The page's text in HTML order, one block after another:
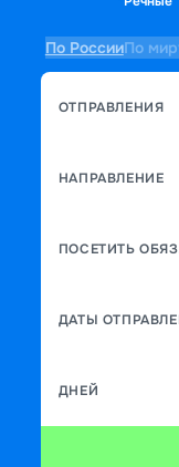
По РоссииПо
ОТПРАВЛЕНИЯ
НАПРАВЛЕНИЕ
ПОСЕТИТЬ
ДАТЫ
ДНЕЙ